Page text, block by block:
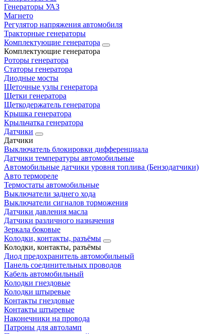
Генераторы УАЗ
Магнето
Регулятор напряжения автомобиля
Тракторные генераторы
Комплектующие генератора
Комплектующие генератора
Роторы генератора
Статоры генератора
Диодные мосты
Щеточные узлы генератора
Щетки генератора
Щеткодержатель генератора
Крышка генератора
Крыльчатка генератора
Датчики
Датчики
Выключатель блокировки дифференциала
Датчики температуры автомобильные
Автомобильные датчики уровня топлива (Бензодатчики)
Авто термореле
Термостаты автомобильные
Выключатели заднего хода
Выключатели сигналов торможения
Датчики давления масла
Датчики различного назначения
Зеркала боковые
Колодки, контакты, разъёмы
Колодки, контакты, разъёмы
Диод предохранитель автомобильный
Панель соединительных проводов
Кабель автомобильный
Колодки гнездовые
Колодки штыревые
Контакты гнездовые
Контакты штыревые
Наконечники на провода
Патроны для автоламп